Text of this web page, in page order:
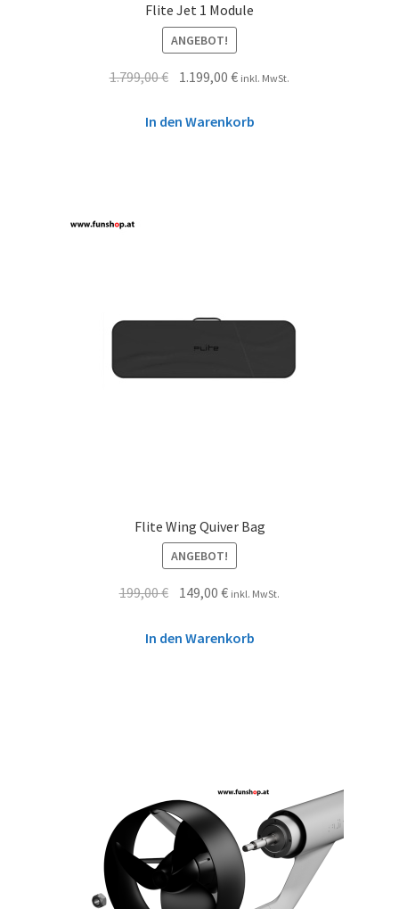
Flite Jet 1 Module
ANGEBOT!
1.799,00€ 1.199,00€ inkl. MwSt.
In den Warenkorb
Flite Wing Quiver Bag
ANGEBOT!
199,00€ 149,00€ inkl. MwSt.
In den Warenkorb